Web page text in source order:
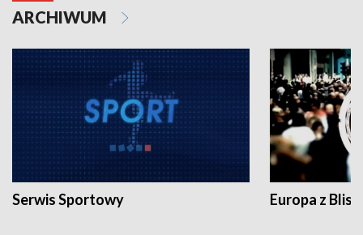
ARCHIWUM
Serwis Sportowy Europa z